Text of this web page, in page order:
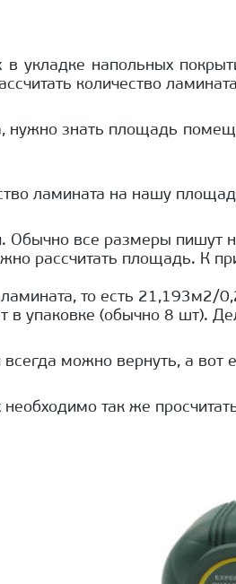
укладке напольных
количество
нужно знать площадь
ламината на нашу
Обычно все размеры
рассчитать площадь. К
то есть 21,193м2/
в упаковке (обычно 8 шт).
можно вернуть, а вот
необходимо так же